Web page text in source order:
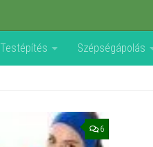
Testépítés Szépségápolás
6